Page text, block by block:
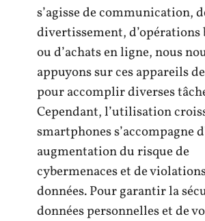
s’agisse de communication,
divertissement, d’opérations
ou d’achats en ligne, nous
appuyons sur ces appareils
pour accomplir diverses
Cependant, l’utilisation
smartphones s’accompagne
augmentation du risque de
cybermenaces et de
données. Pour garantir la
données personnelles et de